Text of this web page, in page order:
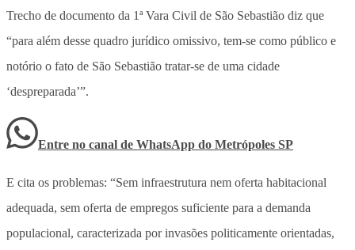
Trecho de documento da 1ª Vara Civil de São Sebastião diz que
“para além desse quadro jurídico omissivo, tem-se como público e
notório o fato de São Sebastião tratar-se de uma cidade
‘despreparada’”.
Entre no canal de WhatsApp do Metrópoles SP
E cita os problemas: “Sem infraestrutura nem oferta habitacional
adequada, sem oferta de empregos suficiente para a demanda
populacional, caracterizada por invasões politicamente orientadas,